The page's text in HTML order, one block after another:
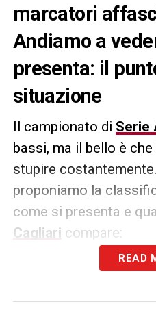
marcatori
Andiamo a
presenta: il
situazione
Il campionato di Serie
bassi, ma il bello è
stupire
proponiamo la
come si presenta e
Cagliari compare:
: Retegui (3 rig)
READ